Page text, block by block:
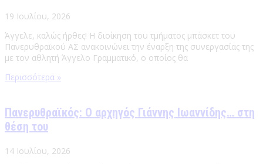
19 Ιουλίου, 2026
Άγγελε, καλώς ήρθες! Η διοίκηση του τμήματος μπάσκετ του
Πανερυθραϊκού ΑΣ ανακοινώνει την έναρξη της συνεργασίας της
με τον αθλητή Άγγελο Γραμματικό, ο οποίος θα
Περισσότερα »
Πανερυθραϊκός: Ο αρχηγός Γιάννης Ιωαννίδης… στη
θέση του
14 Ιουλίου, 2026